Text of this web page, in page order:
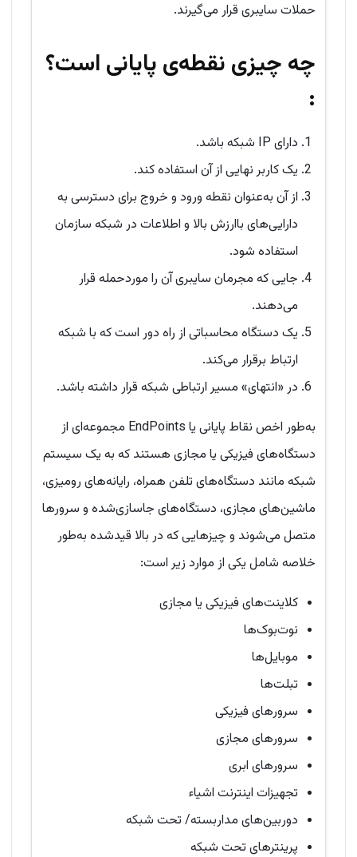
حملات سایبری قرار می‌گیرند.
چه چیزی نقطه‌ی پایانی است؟
:
دارای IP شبکه باشد.
یک کاربر نهایی از آن استفاده کند.
از آن به‌عنوان نقطه ورود و خروج برای دسترسی به
دارایی‌های باارزش بالا و اطلاعات در شبکه سازمان
استفاده شود.
جایی که مجرمان سایبری آن را موردحمله قرار
می‌دهند.
یک دستگاه محاسباتی از راه دور است که با شبکه
ارتباط برقرار می‌کند.
در «انتهای» مسیر ارتباطی شبکه قرار داشته باشد.
به‌طور اخص نقاط پایانی یا EndPoints مجموعه‌ای از
دستگاه‌های فیزیکی یا مجازی هستند که به یک سیستم
شبکه مانند دستگاه‌های تلفن همراه، رایانه‌های رومیزی،
ماشین‌های مجازی، دستگاه‌های جاسازی‌شده و سرورها
متصل می‌شوند و چیزهایی که در بالا قیدشده به‌طور
خلاصه شامل یکی از موارد زیر است:
کلاینت‌های فیزیکی یا مجازی
نوت‌بوک‌ها
موبایل‌ها
تبلت‌ها
سرورهای فیزیکی
سرورهای مجازی
سرورهای ابری
تجهیزات اینترنت اشیاء
دوربین‌های مداربسته/ تحت شبکه
پرینترهای تحت شبکه